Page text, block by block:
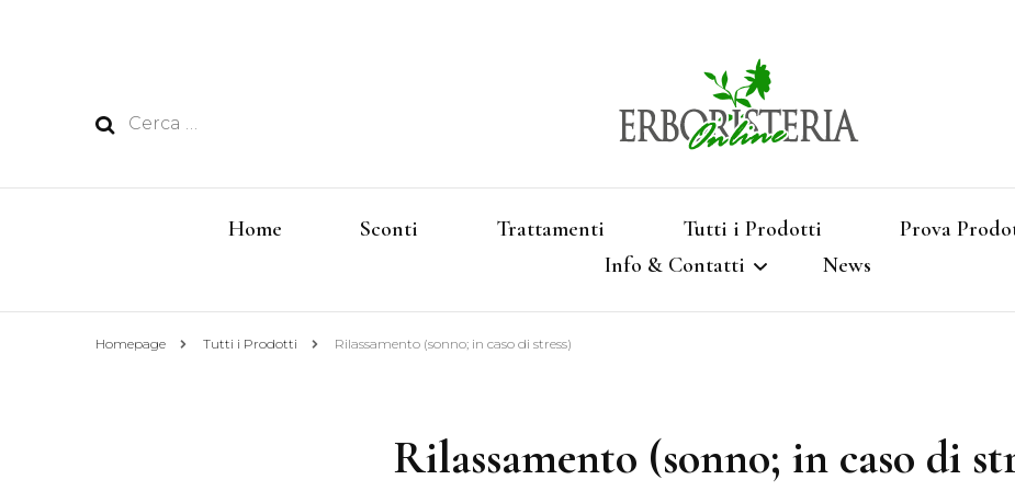
Ricerca
Shop
Vendita di Botaniche, Erbe e Spezie Officinali,
Home Sconti Trattamenti Tutti i Prodotti Prova
Info & Contatti
Privacy e Cookies
News
Homepage Tutti i Prodotti Rilassamento (sonno; in caso di stress)
Rilassamento (sonno; in caso di